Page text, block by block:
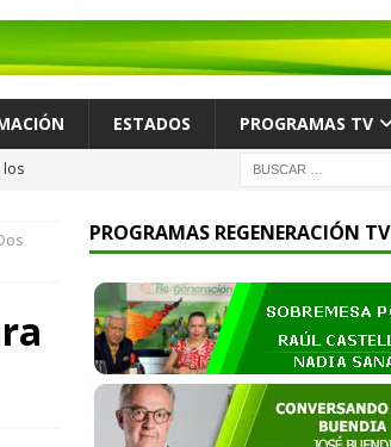
ESTADOS PROGRAMAS TV
los
PROGRAMAS REGENERACIÓN TV